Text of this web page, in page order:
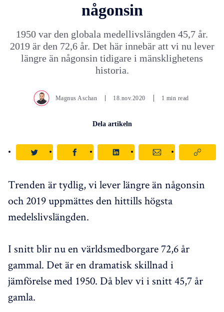
någonsin
1950 var den globala medellivslängden 45,7 år.
2019 är den 72,6 år. Det här innebär att vi nu lever
längre än någonsin tidigare i mänsklighetens
historia.
Magnus Aschan 18.nov.2020 1 min read
Dela artikeln
Trenden är tydlig, vi lever längre än någonsin
och 2019 uppmättes den hittills högsta
medelslivslängden.
I snitt blir nu en världsmedborgare 72,6 år
gammal. Det är en dramatisk skillnad i
jämförelse med 1950. Då blev vi i snitt 45,7 år
gamla.